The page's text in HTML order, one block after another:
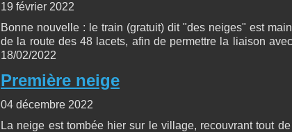
19 février 2022
Bonne nouvelle : le train (gratuit) dit "des neiges" est
de la route des 48 lacets, afin de permettre la liaison
18/02/2022
Première neige
04 décembre 2022
La neige est tombée hier sur le village, recouvrant tout